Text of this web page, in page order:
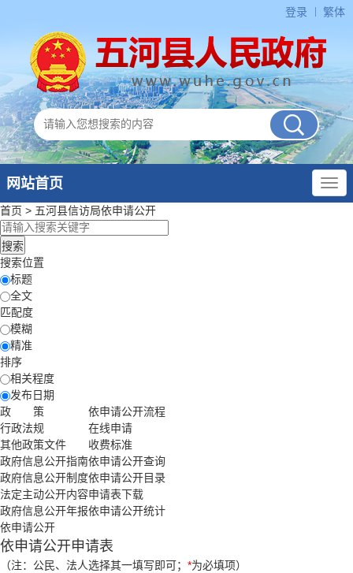
登录 繁体
网站首页
首页 > 五河县信访局依申请公开
搜索位置
标题
全文
匹配度
模糊
精准
排序
相关程度
发布日期
政 策
行政法规
其他政策文件
政府信息公开指南
政府信息公开制度
法定主动公开内容
政府信息公开年报
依申请公开
依申请公开流程
在线申请
收费标准
依申请公开查询
依申请公开目录
申请表下载
依申请公开统计
依申请公开申请表
（注：公民、法人选择其一填写即可； *为必填项）